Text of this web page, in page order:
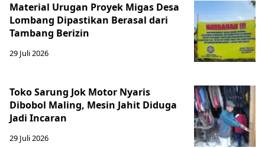
Material Urugan Proyek Migas Desa
Lombang Dipastikan Berasal dari
Tambang Berizin
29 Juli 2026
Toko Sarung Jok Motor Nyaris
Dibobol Maling, Mesin Jahit Diduga
Jadi Incaran
29 Juli 2026